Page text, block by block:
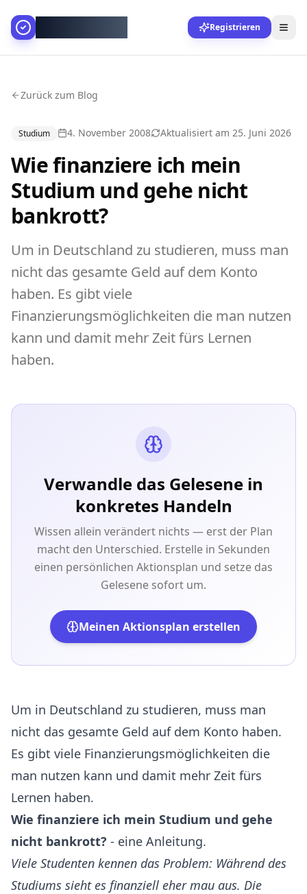
Registrieren
Zurück zum Blog
Studium 4. November 2008 Aktualisiert am 25. Juni 2026
Wie finanziere ich mein
Studium und gehe nicht
bankrott?
Um in Deutschland zu studieren, muss man
nicht das gesamte Geld auf dem Konto
haben. Es gibt viele
Finanzierungsmöglichkeiten die man nutzen
kann und damit mehr Zeit fürs Lernen
haben.
Verwandle das Gelesene in
konkretes Handeln
Wissen allein verändert nichts — erst der Plan
macht den Unterschied. Erstelle in Sekunden
einen persönlichen Aktionsplan und setze das
Gelesene sofort um.
Meinen Aktionsplan erstellen
Um in Deutschland zu studieren, muss man
nicht das gesamte Geld auf dem Konto haben.
Es gibt viele Finanzierungsmöglichkeiten die
man nutzen kann und damit mehr Zeit fürs
Lernen haben.
Wie finanziere ich mein Studium und gehe
nicht bankrott? - eine Anleitung.
Viele Studenten kennen das Problem: Während des
Studiums sieht es finanziell eher mau aus. Die